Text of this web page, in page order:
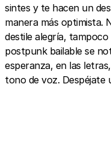
sintes y te hacen un
manera más optimista.
destile alegría,
postpunk bailable se
esperanza, en las
tono de voz. Despéjate